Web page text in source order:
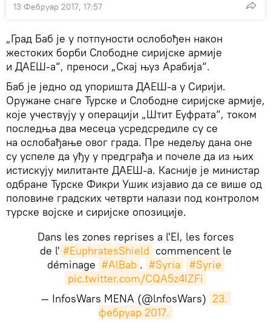
13 Фебруар 2017, 17:57
„Град Баб је у потпуности ослобођен након
жестоких борби Слободне сиријске армије
и ДАЕШ-а“, преноси „Скај њуз Арабија“.
Баб је једно од упоришта ДАЕШ-а у Сирији.
Оружане снаге Турске и Слободне сиријске армије,
које учествују у операцији „Штит Еуфрата“, током
последња два месеца усредсредиле су се
на ослобађање овог града. Пре недељу дана оне
су успеле да уђу у предграђа и почеле да из њих
истискују милитанте ДАЕШ-а. Касније је министар
одбране Турске Фикри Ушик изјавио да се више од
половине градских четврти налази под контролом
турске војске и сиријске опозиције.
Dans les zones reprises a l'EI, les forces
de l' #EuphratesShield commencent le
déminage #AlBab . #Syria
#Syrie
pic.twitter.com/CQA5z4IZFi
— InfosWars MENA (@lnfosWars) 23.
фебруар 2017.